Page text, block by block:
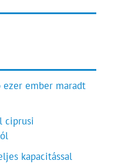
ezer ember maradt
ciprusi
kapacitással